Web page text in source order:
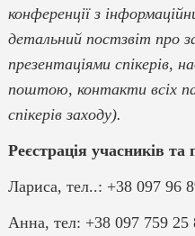
конференції з
детальний постзвіт про
презентаціями спікерів,
поштою, контакти всіх
спікерів заходу).
Реєстрація учасників
Лариса, тел..: +38 097 96
Анна, тел: +38 097 759 25